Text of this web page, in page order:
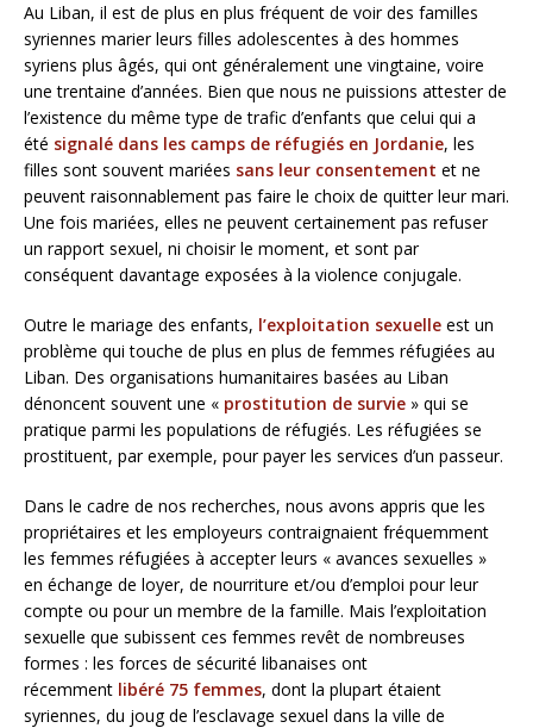
Au Liban, il est de plus en plus fréquent de voir des familles
syriennes marier leurs filles adolescentes à des hommes
syriens plus âgés, qui ont généralement une vingtaine, voire
une trentaine d’années. Bien que nous ne puissions attester de
l’existence du même type de trafic d’enfants que celui qui a
été signalé dans les camps de réfugiés en Jordanie, les
filles sont souvent mariées sans leur consentement et ne
peuvent raisonnablement pas faire le choix de quitter leur mari.
Une fois mariées, elles ne peuvent certainement pas refuser
un rapport sexuel, ni choisir le moment, et sont par
conséquent davantage exposées à la violence conjugale.
Outre le mariage des enfants, l’exploitation sexuelle est un
problème qui touche de plus en plus de femmes réfugiées au
Liban. Des organisations humanitaires basées au Liban
dénoncent souvent une « prostitution de survie » qui se
pratique parmi les populations de réfugiés. Les réfugiées se
prostituent, par exemple, pour payer les services d’un passeur.
Dans le cadre de nos recherches, nous avons appris que les
propriétaires et les employeurs contraignaient fréquemment
les femmes réfugiées à accepter leurs « avances sexuelles »
en échange de loyer, de nourriture et/ou d’emploi pour leur
compte ou pour un membre de la famille. Mais l’exploitation
sexuelle que subissent ces femmes revêt de nombreuses
formes : les forces de sécurité libanaises ont
récemment libéré 75 femmes, dont la plupart étaient
syriennes, du joug de l’esclavage sexuel dans la ville de